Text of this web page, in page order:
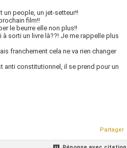
un people, un jet-setteur!!
film!!
le beurre elle non plus!!
sorti un livre là??! Je me rappelle plus
franchement cela ne va rien changer
anti constitutionnel, il se prend pour un
Partager